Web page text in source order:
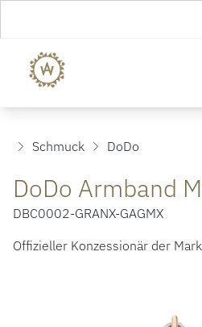
Schmuck DoDo
DoDo Armband
DBC0002-GRANX-GAGMX
Offizieller Konzessionär der